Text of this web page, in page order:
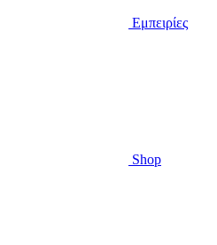
Εμπειρίες
Shop